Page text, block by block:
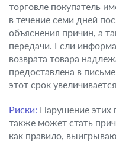
торговле покупатель
в течение семи дней
объяснения причин, а
передачи. Если
возврата товара
предоставлена в
этот срок
Риски: Нарушение этих
также может стать
как правило,